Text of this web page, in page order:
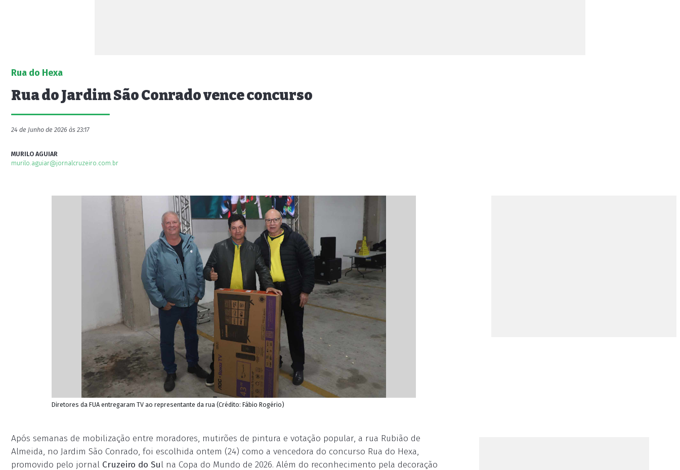
Rua do Hexa
Rua do Jardim São Conrado vence concurso
24 de Junho de 2026 às 23:17
MURILO AGUIAR
murilo.aguiar@jornalcruzeiro.com.br
Diretores da FUA entregaram TV ao representante da rua (Crédito: Fábio Rogério)
Após semanas de mobilização entre moradores, mutirões de pintura e votação popular, a rua Rubião de
Almeida, no Jardim São Conrado, foi escolhida ontem (24) como a vencedora do concurso Rua do Hexa,
promovido pelo jornal Cruzeiro do Sul na Copa do Mundo de 2026. Além do reconhecimento pela decoração